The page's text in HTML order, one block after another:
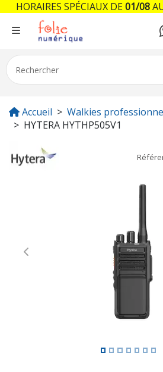
Accueil Walkies
HYTERA HYTHP505V1
Previous
HORAIRES SPÉCIAUX DE01/08